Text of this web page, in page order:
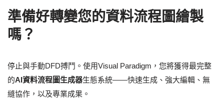
準備好轉變您的資料流程圖繪製
嗎？
停止與手動DFD搏鬥。使用Visual Paradigm，您將獲得最完整
的AI資料流程圖生成器生態系統——快速生成、強大編輯、無
縫協作，以及專業成果。